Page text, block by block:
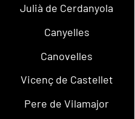
Julià de Cerdanyola
Canyelles
Canovelles
Vicenç de Castellet
Pere de Vilamajor